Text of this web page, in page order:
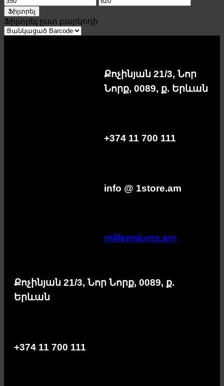
price
price
Ֆիլտրել
Ֆիլտրել ըստ բարկոդի
Քոչինյան 21/3, Նոր
Նորք, 0089, ք. Երևան
+374 11 700 111
info @ 1store.am
millenniums.am
Քոչինյան 21/3, Նոր Նորք, 0089, ք.
Երևան
+374 11 700 111